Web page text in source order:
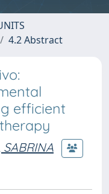
4.2 Abstract
efficient
SABRINA